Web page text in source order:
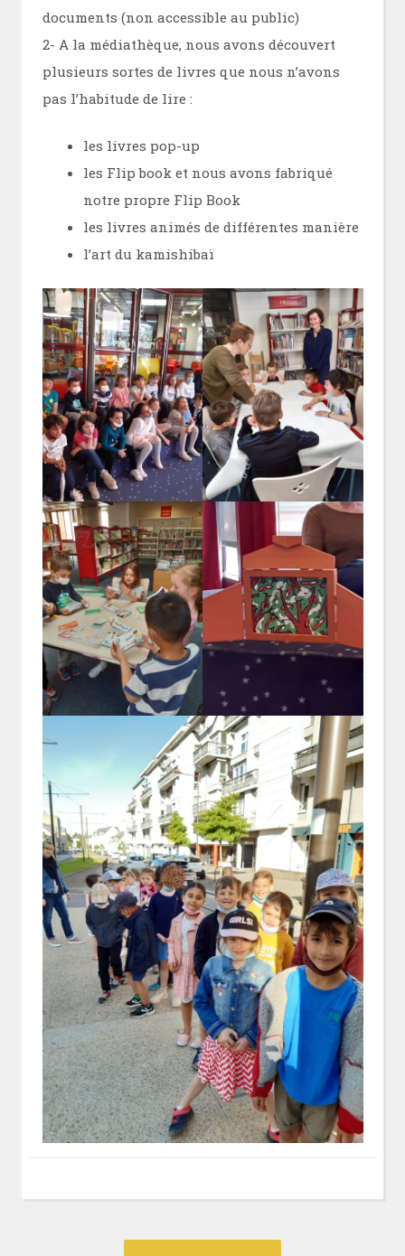
documents (non accessible au public)
2- A la médiathèque, nous avons découvert
plusieurs sortes de livres que nous n’avons
pas l’habitude de lire :
les livres pop-up
les Flip book et nous avons fabriqué
notre propre Flip Book
les livres animés de différentes manière
l’art du kamishibaï